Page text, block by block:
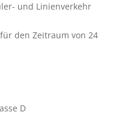
und Linienverkehr
den Zeitraum von 24
D